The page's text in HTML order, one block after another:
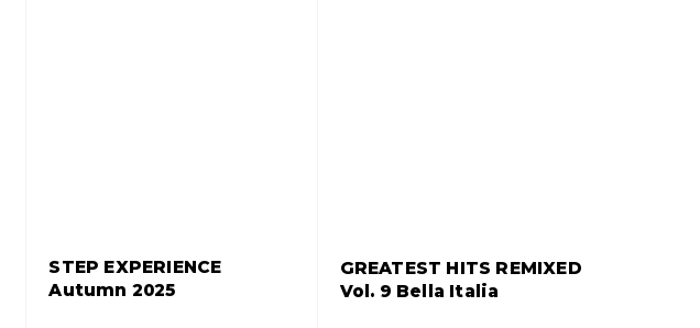
STEP EXPERIENCE
Autumn 2025
GREATEST HITS REMIXED
Vol. 9 Bella Italia